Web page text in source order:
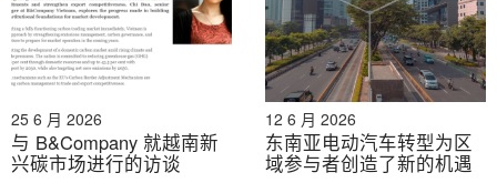
此同时，VinES（Vingroup的子公司）已成为行业先驱，
推行闭环供应链战略，并计划建设自己的回收设施。
当前的市场格局可谓“两极分化”：一方面设置了高准入门
槛，另一方面又带来了显而易见的机遇。VinES的举措打
造了一个垂直整合的巨头——其生态系统不仅在越南生产
25 6 月 2026
与 B&Company 就越南新
兴碳市场进行的访谈
12 6 月 2026
东南亚电动汽车转型为区
域参与者创造了新的机遇